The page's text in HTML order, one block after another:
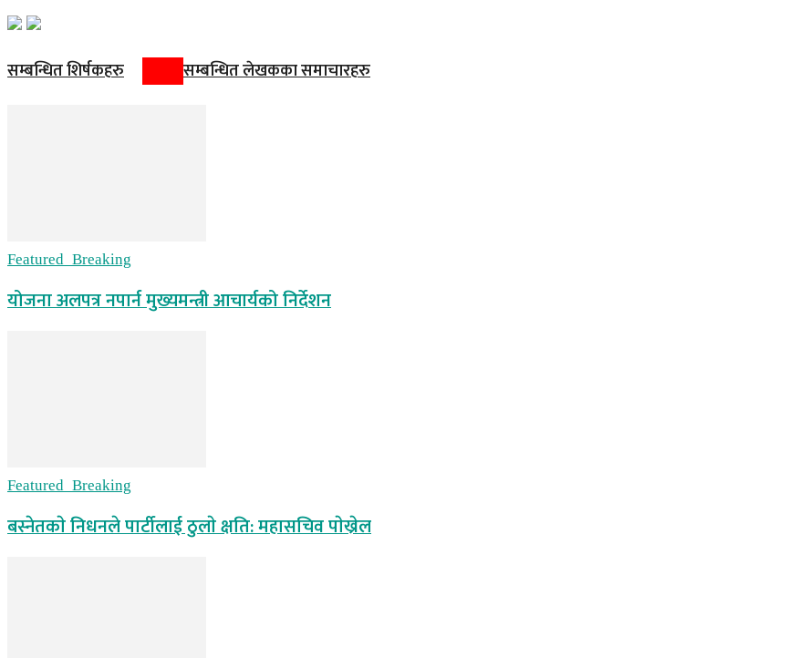
सम्बन्धित शिर्षकहरु सम्बन्धित लेखकका समाचारहरु
Featured_Breaking
योजना अलपत्र नपार्न मुख्यमन्त्री आचार्यको निर्देशन
Featured_Breaking
बस्नेतकाे निधनले पार्टीलाई ठुलाे क्षति: महासचिव पाेख्रेल